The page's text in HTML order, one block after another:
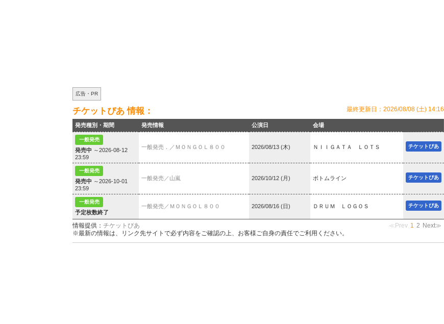
広告・PR
チケットぴあ 情報： 最終更新日：2026/08/08 (土) 14:16
発売種別・期間 発売情報 公演日 会場
一般発売
発売中 ～2026-08-12
23:59
一般発売．／ＭＯＮＧＯＬ８００ 2026/08/13 (木) ＮＩＩＧＡＴＡ ＬＯＴＳ チケットぴあ
一般発売
発売中 ～2026-10-01
23:59
一般発売／山嵐 2026/10/12 (月) ボトムライン チケットぴあ
一般発売
予定枚数終了
一般発売／ＭＯＮＧＯＬ８００ 2026/08/16 (日) ＤＲＵＭ ＬＯＧＯＳ チケットぴあ
≪Prev 1 2 Next≫
情報提供： チケットぴあ
※最新の情報は、リンク先サイトで必ず内容をご確認の上、お客様ご自身の責任でご利用ください。